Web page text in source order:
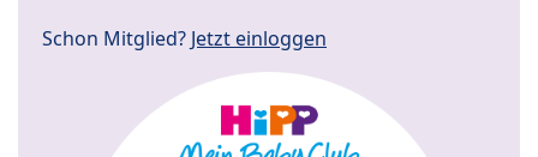
Schon Mitglied? Jetzt einloggen